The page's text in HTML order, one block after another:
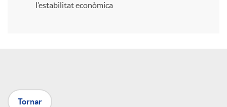
X
l’estabilitat econòmica
Tornar